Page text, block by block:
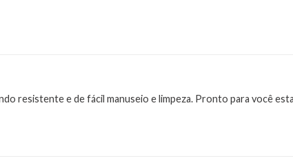
resistente e de fácil manuseio e limpeza. Pronto para você